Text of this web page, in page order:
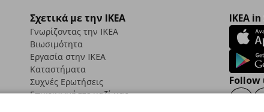
Σχετικά με την IKEA
Γνωρίζοντας την IKEA
Βιωσιμότητα
Εργασία στην IKEA
Καταστήματα
Συχνές Ερωτήσεις
Επικοινωνήστε μαζί μας
IKEA
Follow